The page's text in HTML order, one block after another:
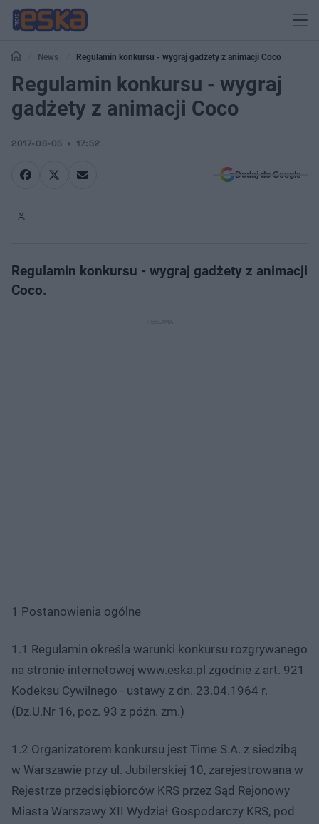
News Regulamin konkursu - wygraj gadżety z animacji Coco
Regulamin konkursu - wygraj
gadżety z animacji Coco
2017-06-05 17:52
Dodaj do Google
Regulamin konkursu - wygraj gadżety z animacji
Coco.
1 Postanowienia ogólne
1.1 Regulamin określa warunki konkursu rozgrywanego
na stronie internetowej www.eska.pl zgodnie z art. 921
Kodeksu Cywilnego - ustawy z dn. 23.04.1964 r.
(Dz.U.Nr 16, poz. 93 z późn. zm.)
1.2 Organizatorem konkursu jest Time S.A. z siedzibą
w Warszawie przy ul. Jubilerskiej 10, zarejestrowana w
Rejestrze przedsiębiorców KRS przez Sąd Rejonowy
Miasta Warszawy XII Wydział Gospodarczy KRS, pod